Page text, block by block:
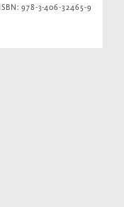
ISBN: 978-3-406-32465-9